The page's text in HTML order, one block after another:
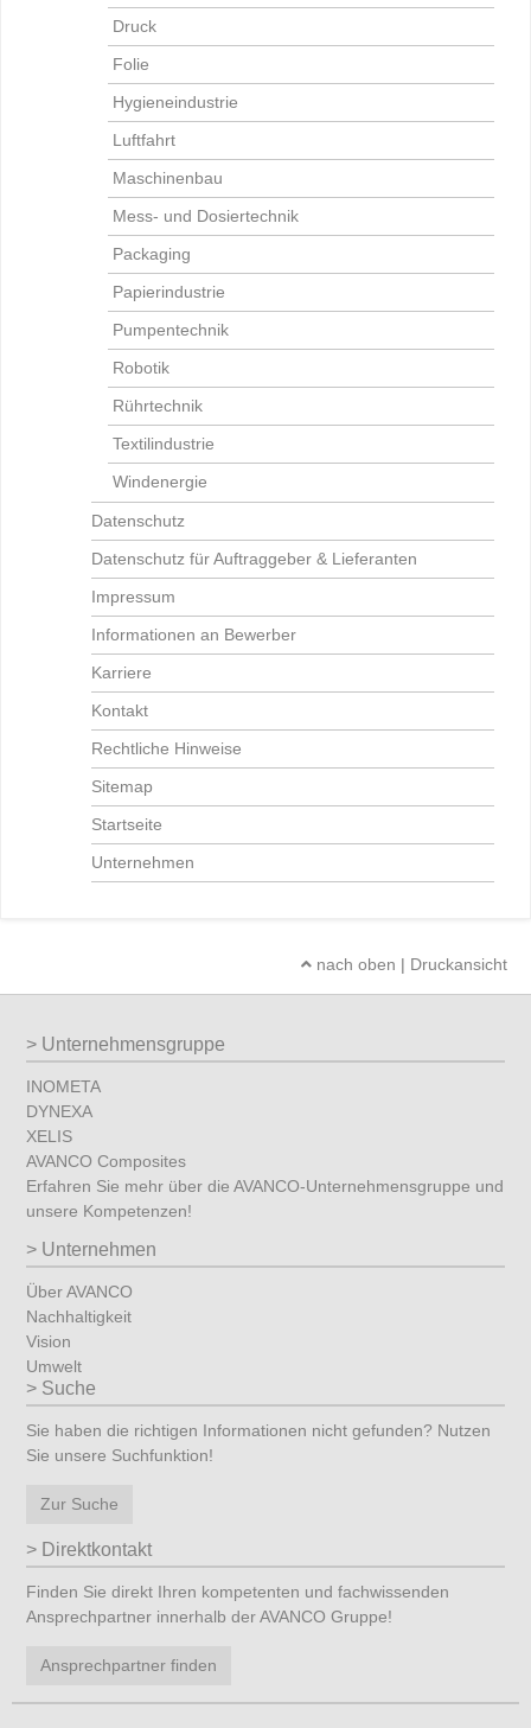
Druck
Folie
Hygieneindustrie
Luftfahrt
Maschinenbau
Mess- und Dosiertechnik
Packaging
Papierindustrie
Pumpentechnik
Robotik
Rührtechnik
Textilindustrie
Windenergie
Datenschutz
Datenschutz für Auftraggeber & Lieferanten
Impressum
Informationen an Bewerber
Karriere
Kontakt
Rechtliche Hinweise
Sitemap
Startseite
Unternehmen
nach oben | Druckansicht
Unternehmensgruppe
INOMETA
DYNEXA
XELIS
AVANCO Composites
Erfahren Sie mehr über die AVANCO-Unternehmensgruppe und
unsere Kompetenzen!
Unternehmen
Über AVANCO
Nachhaltigkeit
Vision
Umwelt
Suche
Sie haben die richtigen Informationen nicht gefunden? Nutzen
Sie unsere Suchfunktion!
Zur Suche
Direktkontakt
Finden Sie direkt Ihren kompetenten und fachwissenden
Ansprechpartner innerhalb der AVANCO Gruppe!
Ansprechpartner finden